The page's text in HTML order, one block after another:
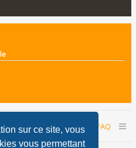
sur ce site, vous
vous permettant
FAQ
Nous contacter